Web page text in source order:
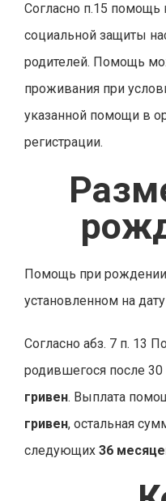
Согласно п.15 помощь
социальной защиты
родителей. Помощь
проживания при
указанной помощи в
регистрации.
Помощь при рождении
установленном на
Согласно абз. 7 п. 13
родившегося после
гривен. Выплата
гривен, остальная
следующих 36